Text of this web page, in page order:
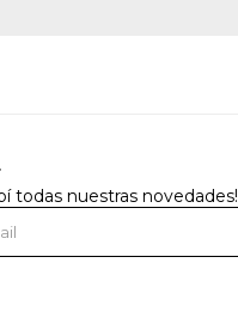
todas nuestras novedades!